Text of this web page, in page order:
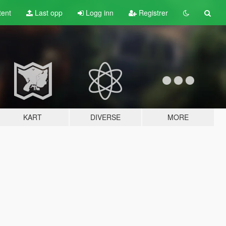
Last opp Logg inn Registrer
KART DIVERSE MORE